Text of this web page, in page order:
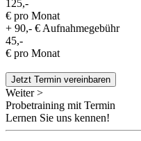
125,-
€ pro Monat
+ 90,- € Aufnahmegebühr
45,-
€ pro Monat
Jetzt Termin vereinbaren
Weiter >
Probetraining mit Termin
Lernen Sie uns kennen!